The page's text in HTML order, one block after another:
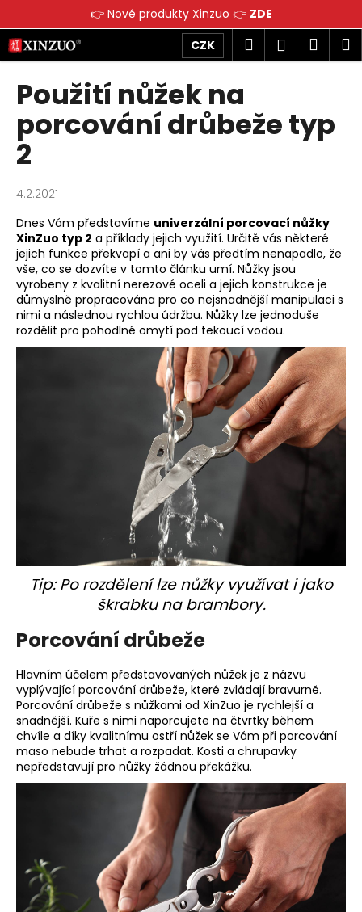
👉 Nové produkty Xinzuo 👉 ZDE
Přejít
na
obsah
CZK Hledat
Použití nůžek na
porcování drůbeže typ
2
4.2.2021
Dnes Vám představíme univerzální porcovací nůžky
XinZuo typ 2 a příklady jejich využití. Určitě vás některé
jejich funkce překvapí a ani by vás předtím nenapadlo, že
vše, co se dozvíte v tomto článku umí. Nůžky jsou
vyrobeny z kvalitní nerezové oceli a jejich konstrukce je
důmyslně propracována pro co nejsnadnější manipulaci s
nimi a následnou rychlou údržbu. Nůžky lze jednoduše
rozdělit pro pohodlné omytí pod tekoucí vodou.
Tip: Po rozdělení lze nůžky využívat i jako
škrabku na brambory.
Porcování drůbeže
Hlavním účelem představovaných nůžek je z názvu
vyplývající porcování drůbeže, které zvládají bravurně.
Porcování drůbeže s nůžkami od XinZuo je rychlejší a
snadnější. Kuře s nimi naporcujete na čtvrtky během
chvíle a díky kvalitnímu ostří nůžek se Vám při porcování
maso nebude trhat a rozpadat. Kosti a chrupavky
nepředstavují pro nůžky žádnou překážku.
o
š Zpět
Zpět
C
o
p
o
t
ř
e
b
u
j
e
t
e
HLEDAT
o
o
r
u
č
u
j
e